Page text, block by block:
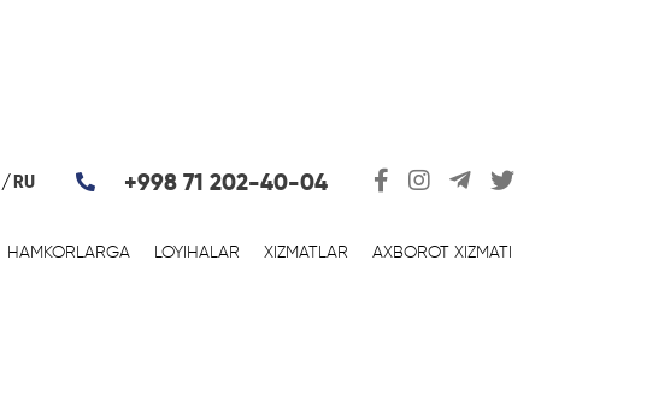
RU +998 71 202-40-04
HAMKORLARGA LOYIHALAR XIZMATLAR AXBOROT XIZMATI